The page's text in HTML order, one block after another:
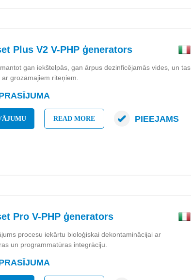
Plus V2 V-PHP ģenerators
gan iekštelpās, gan ārpus dezinficējamās vides, un tas
grozāmajiem riteņiem.
READ MORE PIEEJAMS
Pro V-PHP ģenerators
procesu iekārtu bioloģiskai dekontaminācijai ar
un programmatūras integrāciju.